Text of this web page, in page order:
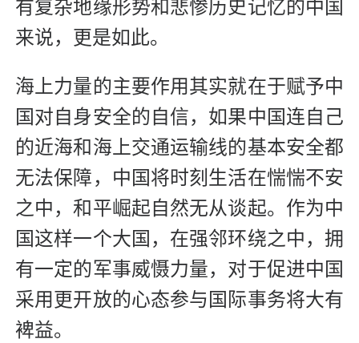
有复杂地缘形势和悲惨历史记忆的中国
来说，更是如此。
海上力量的主要作用其实就在于赋予中
国对自身安全的自信，如果中国连自己
的近海和海上交通运输线的基本安全都
无法保障，中国将时刻生活在惴惴不安
之中，和平崛起自然无从谈起。作为中
国这样一个大国，在强邻环绕之中，拥
有一定的军事威慑力量，对于促进中国
采用更开放的心态参与国际事务将大有
裨益。